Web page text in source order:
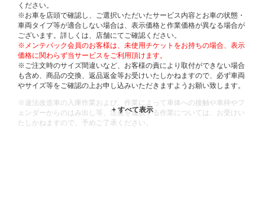
ください。
※お車を店頭で確認し、ご選択いただいたサービス内容とお車の状態・
車両タイプ等が適合しない場合は、表示価格と作業価格が異なる場合が
ございます。詳しくは、店舗にてご確認ください。
※メンテパック会員のお客様は、未使用チケットをお持ちの場合、表示
価格に関わらず当サービスをご利用頂けます。
※ご注文時のサイズ間違いなど、お客様の責により取付ができない場合
も含め、商品の交換、返品返金等お受けいたしかねますので、必ず車両
やサイズ等をご確認の上お申し込みいただきますようお願い致します。
※違法改造車の入庫作業および、作業によって車体への接触や車枠やフ
ェンダーからのはみ出し等、法規を逸脱する作業については、お受けい
たしかねますので、予めご了承ください。